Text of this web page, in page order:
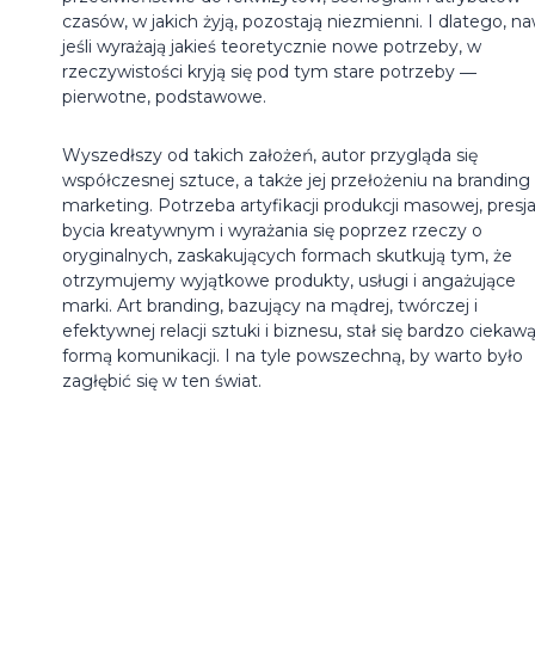
czasów, w jakich żyją, pozostają niezmienni. I dlatego,
jeśli wyrażają jakieś teoretycznie nowe potrzeby, w
rzeczywistości kryją się pod tym stare potrzeby ―
pierwotne, podstawowe.
Wyszedłszy od takich założeń, autor przygląda się
współczesnej sztuce, a także jej przełożeniu na branding
marketing. Potrzeba artyfikacji produkcji masowej, presja
bycia kreatywnym i wyrażania się poprzez rzeczy o
oryginalnych, zaskakujących formach skutkują tym, że
otrzymujemy wyjątkowe produkty, usługi i angażujące
marki. Art branding, bazujący na mądrej, twórczej i
efektywnej relacji sztuki i biznesu, stał się bardzo ciekawą
formą komunikacji. I na tyle powszechną, by warto było
zagłębić się w ten świat.